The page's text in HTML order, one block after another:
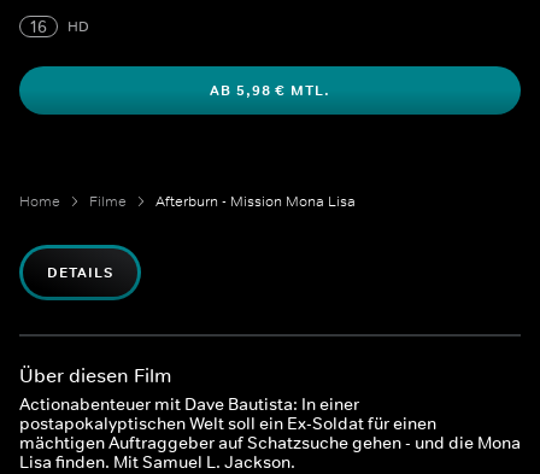
16 HD
AB 5,98 € MTL.
Home Filme Afterburn - Mission Mona Lisa
DETAILS
Über diesen Film
Actionabenteuer mit Dave Bautista: In einer
postapokalyptischen Welt soll ein Ex-Soldat für einen
mächtigen Auftraggeber auf Schatzsuche gehen - und die Mona
Lisa finden. Mit Samuel L. Jackson.